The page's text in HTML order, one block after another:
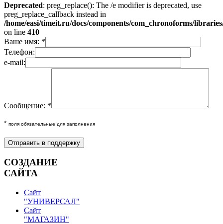
Deprecated: preg_replace(): The /e modifier is deprecated, use
preg_replace_callback instead in
/home/easi/timeit.ru/docs/components/com_chronoforms/
on line 410
Ваше имя: *
Телефон:
e-mail:
Сообщение: *
* поля обязательные для заполнения
СОЗДАНИЕ
САЙТА
Сайт
"УНИВЕРСАЛ"
Сайт
"МАГАЗИН"